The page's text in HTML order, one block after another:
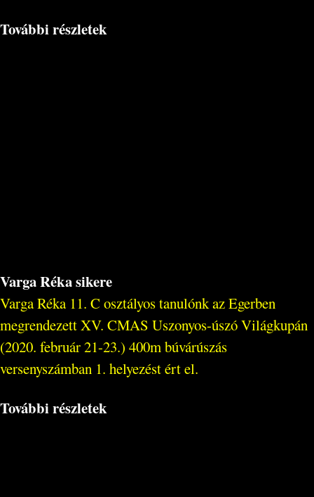
További részletek
Varga Réka sikere
Varga Réka 11. C osztályos tanulónk az Egerben
megrendezett XV. CMAS Uszonyos-úszó Világkupán
(2020. február 21-23.) 400m búvárúszás
versenyszámban 1. helyezést ért el.
További részletek